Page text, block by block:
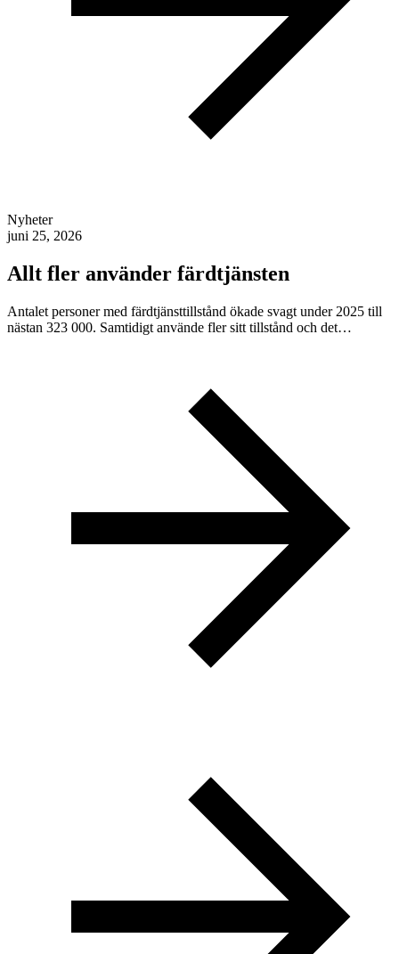
Nyheter
juni 25, 2026
Allt fler använder färdtjänsten
Antalet personer med färdtjänsttillstånd ökade svagt under 2025 till
nästan 323 000. Samtidigt använde fler sitt tillstånd och det…